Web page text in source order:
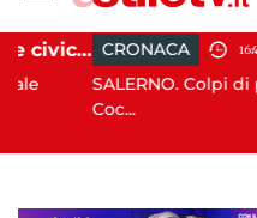
Capaccio Paestum, assise civica drammatica: Paolino senza numeri, Comune a rischio scioglimento CRONACA 16:43
SALERNO. Colpi di